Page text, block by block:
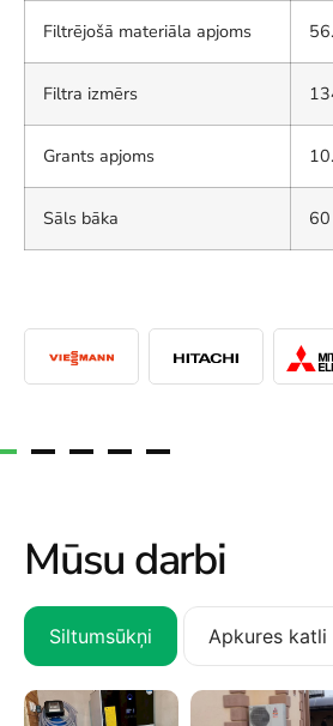
Filtrējošā materiāla apjoms
Filtra izmērs
Grants apjoms
Sāls bāka
Mūsu darbi
Siltumsūkņi Apkures katli